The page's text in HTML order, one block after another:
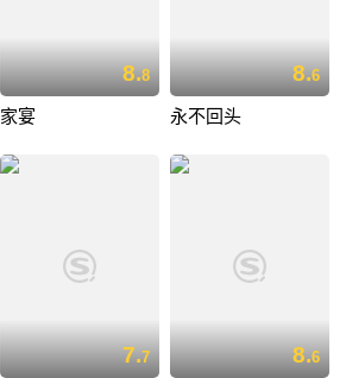
8.8
家宴
8.6
永不回头
7.7 8.6